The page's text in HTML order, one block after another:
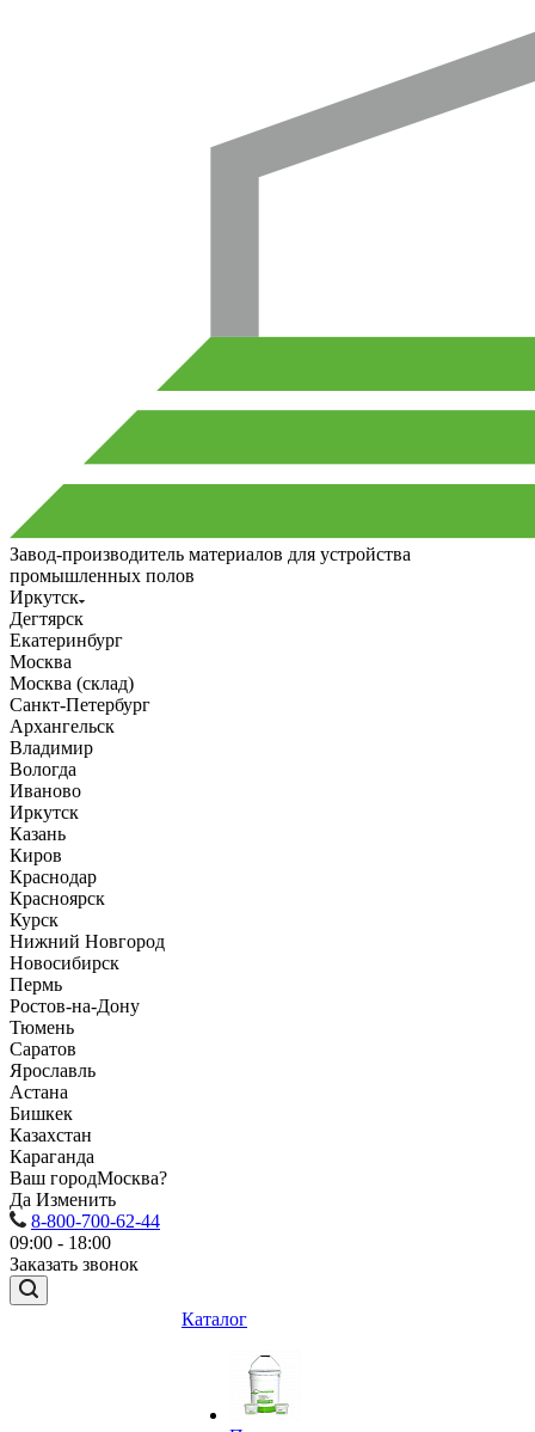
Завод-производитель материалов для устройства
промышленных полов
Иркутск
Дегтярск
Екатеринбург
Москва
Москва (склад)
Санкт-Петербург
Архангельск
Владимир
Вологда
Иваново
Иркутск
Казань
Киров
Краснодар
Красноярск
Курск
Нижний Новгород
Новосибирск
Пермь
Ростов-на-Дону
Тюмень
Саратов
Ярославль
Астана
Бишкек
Казахстан
Караганда
Ваш городМосква?
Да Изменить
8-800-700-62-44
09:00 - 18:00
Заказать звонок
Каталог